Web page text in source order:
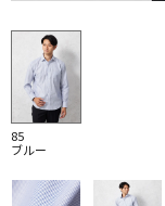
85
ブルー